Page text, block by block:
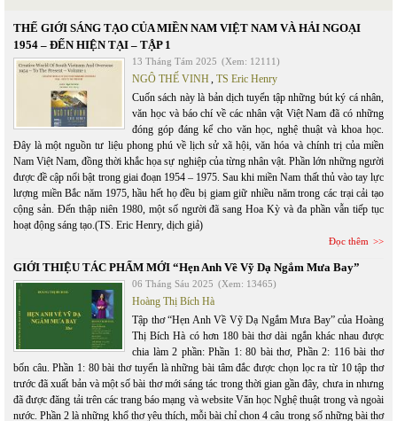
THẾ GIỚI SÁNG TẠO CỦA MIỀN NAM VIỆT NAM VÀ HẢI NGOẠI
1954 – ĐẾN HIỆN TẠI – TẬP 1
13 Tháng Tám 2025 (Xem: 12111)
NGÔ THẾ VINH, TS Eric Henry
Cuốn sách này là bản dịch tuyển tập những bút ký cá nhân,
văn học và báo chí về các nhân vật Việt Nam đã có những
đóng góp đáng kể cho văn học, nghệ thuật và khoa học.
Đây là một nguồn tư liệu phong phú về lịch sử xã hội, văn hóa và chính trị của miền
Nam Việt Nam, đồng thời khắc họa sự nghiệp của từng nhân vật. Phần lớn những người
được đề cập nổi bật trong giai đoạn 1954 – 1975. Sau khi miền Nam thất thủ vào tay lực
lượng miền Bắc năm 1975, hầu hết họ đều bị giam giữ nhiều năm trong các trại cải tạo
cộng sản. Đến thập niên 1980, một số người đã sang Hoa Kỳ và đa phần vẫn tiếp tục
hoạt động sáng tạo.(TS. Eric Henry, dịch giả)
Đọc thêm
GIỚI THIỆU TÁC PHẨM MỚI “Hẹn Anh Về Vỹ Dạ Ngắm Mưa Bay”
06 Tháng Sáu 2025 (Xem: 13465)
Hoàng Thị Bích Hà
Tập thơ “Hẹn Anh Về Vỹ Dạ Ngắm Mưa Bay” của Hoàng
Thị Bích Hà có hơn 180 bài thơ dài ngắn khác nhau được
chia làm 2 phần: Phần 1: 80 bài thơ, Phần 2: 116 bài thơ
bốn câu. Phần 1: 80 bài thơ tuyển là những bài tâm đắc được chọn lọc ra từ 10 tập thơ
trước đã xuất bản và một số bài thơ mới sáng tác trong thời gian gần đây, chưa in nhưng
đã được đăng tải trên các trang báo mạng và website Văn học Nghệ thuật trong và ngoài
nước. Phần 2 là những khổ thơ yêu thích, mỗi bài chỉ chon 4 câu trong số những bài thơ